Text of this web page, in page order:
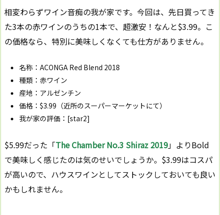
相変わらずワイン音痴の我が家です。今回は、先日買ってき
た3本の赤ワインのうちの1本で、超激安！なんと$3.99。こ
の価格なら、特別に美味しくなくても仕方がありません。
名称：ACONGA Red Blend 2018
種類：赤ワイン
産地：アルゼンチン
価格：$3.99（近所のスーパーマーケットにて）
我が家の評価：[star2]
$5.99だった「The Chamber No.3 Shiraz 2019」よりBold
で美味しく感じたのは気のせいでしょうか。$3.99はコスパ
が高いので、ハウスワインとしてストックしておいても良い
かもしれません。